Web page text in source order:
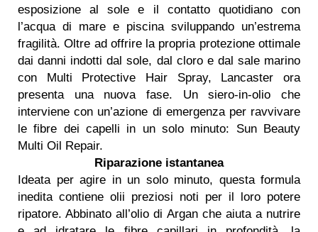
esposizione al sole e il contatto quotidiano con
l’acqua di mare e piscina sviluppando un’estrema
fragilità. Oltre ad offrire la propria protezione ottimale
dai danni indotti dal sole, dal cloro e dal sale marino
con Multi Protective Hair Spray, Lancaster ora
presenta una nuova fase. Un siero-in-olio che
interviene con un’azione di emergenza per ravvivare
le fibre dei capelli in un solo minuto: Sun Beauty
Multi Oil Repair.
Riparazione istantanea
Ideata per agire in un solo minuto, questa formula
inedita contiene olii preziosi noti per il loro potere
ripatore. Abbinato all’olio di Argan che aiuta a nutrire